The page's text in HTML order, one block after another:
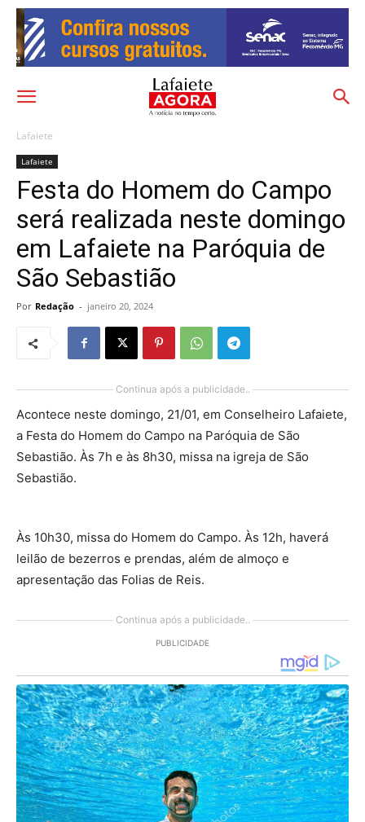
Lafaiete
Lafaiete
Festa do Homem do Campo
será realizada neste domingo
em Lafaiete na Paróquia de
São Sebastião
Por Redação - janeiro 20, 2024
Continua após a publicidade..
Acontece neste domingo, 21/01, em Conselheiro Lafaiete,
a Festa do Homem do Campo na Paróquia de São
Sebastião. Às 7h e às 8h30, missa na igreja de São
Sebastião.
Às 10h30, missa do Homem do Campo. Às 12h, haverá
leilão de bezerros e prendas, além de almoço e
apresentação das Folias de Reis.
Continua após a publicidade..
PUBLICIDADE